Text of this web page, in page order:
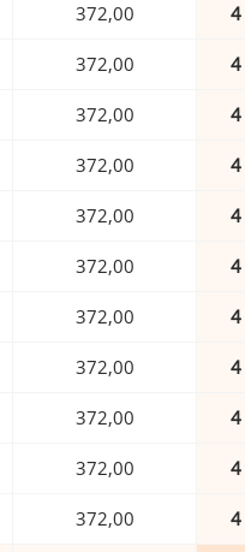
372,00
372,00
372,00
372,00
372,00
372,00
372,00
372,00
372,00
372,00
372,00